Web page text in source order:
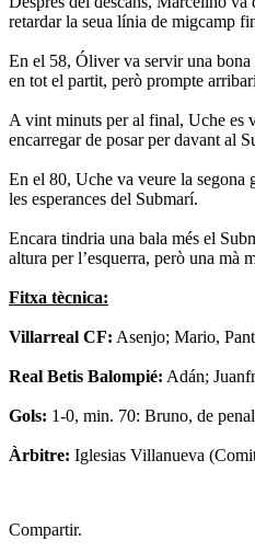
retardar la seua línia de migcamp
En el 58, Óliver va servir una bona
en tot el partit, però prompte
A vint minuts per al final, Uche es
encarregar de posar per davant al
En el 80, Uche va veure la segona
les esperances del Submarí.
Encara tindria una bala més el
altura per l’esquerra, però una mà
Fitxa tècnica:
Villarreal CF: Asenjo; Mario,
Real Betis Balompié: Adán;
Gols: 1-0, min. 70: Bruno, de
Àrbitre: Iglesias Villanueva
Compartir.